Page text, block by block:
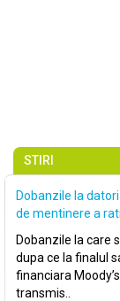
STIRI
Dobanzile la
de mentinere a
Dobanzile la care
dupa ce la finalul
financiara
transmis..